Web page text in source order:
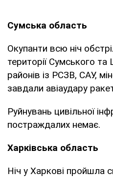
Сумська область
Окупанти всю ніч
території Сумського
районів із РСЗВ, САУ,
завдали авіаудару
Руйнувань цивільної
постраждалих немає.
Харківська область
Ніч у Харкові пройшла